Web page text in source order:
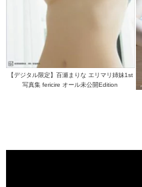
【デジタル限定】百瀬まりな エリマリ姉妹1st
写真集 fericire オール未公開Edition